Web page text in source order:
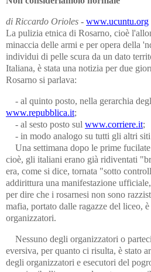
di Riccardo Orioles - www.ucuntu.org
La pulizia etnica di Rosarno, cioè
minaccia delle armi e per opera della
individui di pelle scura da un dato
Italiana, è stata una notizia per due
Rosarno si parlava:
- al quinto posto, nella gerarchia
www.repubblica.it;
- al sesto posto sul www.corriere.it;
- in modo analogo su tutti gli altri
Una settimana dopo le prime
cioè, gli italiani erano già ridiventati
era, come si dice, tornata "sotto
addirittura una manifestazione
per dire che i rosarnesi non sono
mafia, portato dalle ragazze del liceo,
organizzatori.
Nessuno degli organizzatori o
eversiva, per quanto ci risulta, è stato
degli organizzatori e esecutori del